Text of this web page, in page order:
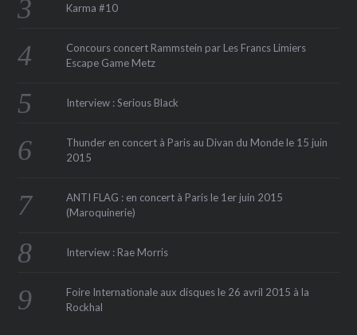
Karma #10
Concours concert Rammstein par Les Francs Limiers
Escape Game Metz
Interview : Serious Black
Thunder en concert à Paris au Divan du Monde le 15 juin
2015
ANTI FLAG : en concert à Paris le 1er juin 2015
(Maroquinerie‏)
Interview : Rae Morris
Foire Internationale aux disques le 26 avril 2015 à la
Rockhal